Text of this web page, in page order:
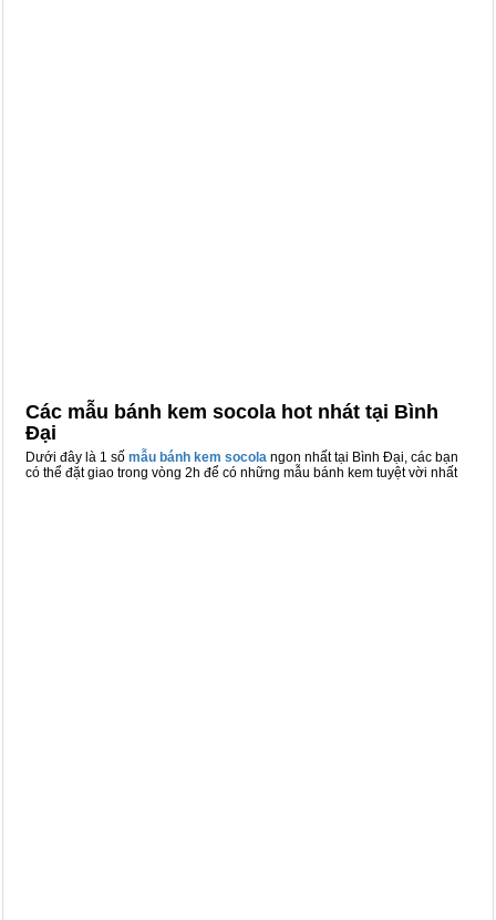
Các mẫu bánh kem socola hot nhát tại Bình
Đại
Dưới đây là 1 số mẫu bánh kem socola ngon nhất tại Bình Đại, các bạn
có thể đặt giao trong vòng 2h để có những mẫu bánh kem tuyệt vời nhất